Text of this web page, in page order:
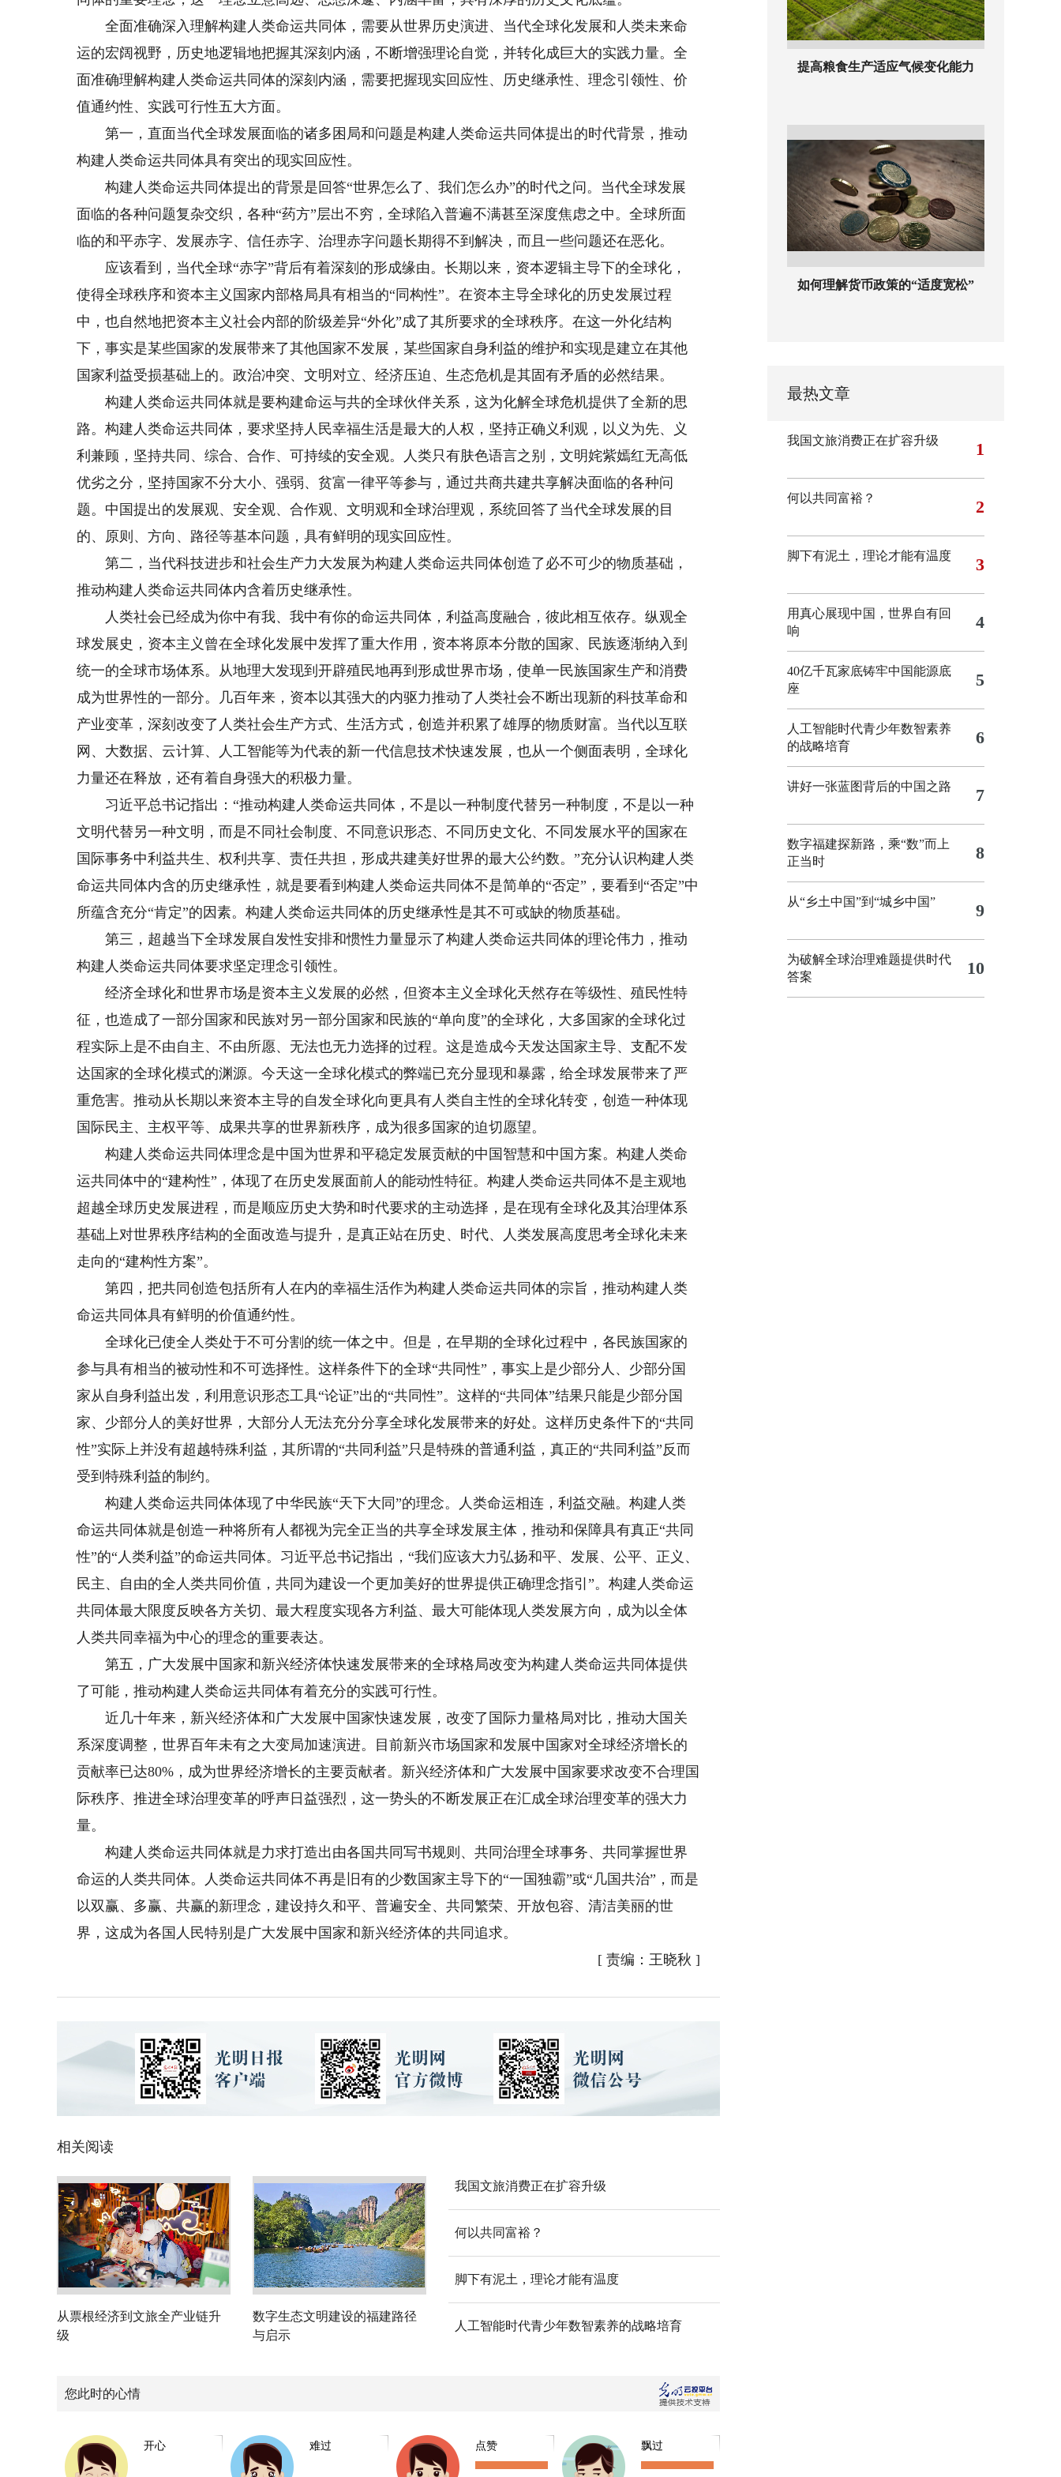
全面准确深入理解构建人类命运共同体，需要从世界历史演进、当代全球化发展和人类未来命
运的宏阔视野，历史地逻辑地把握其深刻内涵，不断增强理论自觉，并转化成巨大的实践力量。全
面准确理解构建人类命运共同体的深刻内涵，需要把握现实回应性、历史继承性、理念引领性、价
值通约性、实践可行性五大方面。
第一，直面当代全球发展面临的诸多困局和问题是构建人类命运共同体提出的时代背景，推动
构建人类命运共同体具有突出的现实回应性。
构建人类命运共同体提出的背景是回答“世界怎么了、我们怎么办”的时代之问。当代全球发展
面临的各种问题复杂交织，各种“药方”层出不穷，全球陷入普遍不满甚至深度焦虑之中。全球所面
临的和平赤字、发展赤字、信任赤字、治理赤字问题长期得不到解决，而且一些问题还在恶化。
应该看到，当代全球“赤字”背后有着深刻的形成缘由。长期以来，资本逻辑主导下的全球化，
使得全球秩序和资本主义国家内部格局具有相当的“同构性”。在资本主导全球化的历史发展过程
中，也自然地把资本主义社会内部的阶级差异“外化”成了其所要求的全球秩序。在这一外化结构
下，事实是某些国家的发展带来了其他国家不发展，某些国家自身利益的维护和实现是建立在其他
国家利益受损基础上的。政治冲突、文明对立、经济压迫、生态危机是其固有矛盾的必然结果。
构建人类命运共同体就是要构建命运与共的全球伙伴关系，这为化解全球危机提供了全新的思
路。构建人类命运共同体，要求坚持人民幸福生活是最大的人权，坚持正确义利观，以义为先、义
利兼顾，坚持共同、综合、合作、可持续的安全观。人类只有肤色语言之别，文明姹紫嫣红无高低
优劣之分，坚持国家不分大小、强弱、贫富一律平等参与，通过共商共建共享解决面临的各种问
题。中国提出的发展观、安全观、合作观、文明观和全球治理观，系统回答了当代全球发展的目
的、原则、方向、路径等基本问题，具有鲜明的现实回应性。
第二，当代科技进步和社会生产力大发展为构建人类命运共同体创造了必不可少的物质基础，
推动构建人类命运共同体内含着历史继承性。
人类社会已经成为你中有我、我中有你的命运共同体，利益高度融合，彼此相互依存。纵观全
球发展史，资本主义曾在全球化发展中发挥了重大作用，资本将原本分散的国家、民族逐渐纳入到
统一的全球市场体系。从地理大发现到开辟殖民地再到形成世界市场，使单一民族国家生产和消费
成为世界性的一部分。几百年来，资本以其强大的内驱力推动了人类社会不断出现新的科技革命和
产业变革，深刻改变了人类社会生产方式、生活方式，创造并积累了雄厚的物质财富。当代以互联
网、大数据、云计算、人工智能等为代表的新一代信息技术快速发展，也从一个侧面表明，全球化
力量还在释放，还有着自身强大的积极力量。
习近平总书记指出：“推动构建人类命运共同体，不是以一种制度代替另一种制度，不是以一种
文明代替另一种文明，而是不同社会制度、不同意识形态、不同历史文化、不同发展水平的国家在
国际事务中利益共生、权利共享、责任共担，形成共建美好世界的最大公约数。”充分认识构建人类
命运共同体内含的历史继承性，就是要看到构建人类命运共同体不是简单的“否定”，要看到“否定”中
所蕴含充分“肯定”的因素。构建人类命运共同体的历史继承性是其不可或缺的物质基础。
第三，超越当下全球发展自发性安排和惯性力量显示了构建人类命运共同体的理论伟力，推动
构建人类命运共同体要求坚定理念引领性。
经济全球化和世界市场是资本主义发展的必然，但资本主义全球化天然存在等级性、殖民性特
征，也造成了一部分国家和民族对另一部分国家和民族的“单向度”的全球化，大多国家的全球化过
程实际上是不由自主、不由所愿、无法也无力选择的过程。这是造成今天发达国家主导、支配不发
达国家的全球化模式的渊源。今天这一全球化模式的弊端已充分显现和暴露，给全球发展带来了严
重危害。推动从长期以来资本主导的自发全球化向更具有人类自主性的全球化转变，创造一种体现
国际民主、主权平等、成果共享的世界新秩序，成为很多国家的迫切愿望。
构建人类命运共同体理念是中国为世界和平稳定发展贡献的中国智慧和中国方案。构建人类命
运共同体中的“建构性”，体现了在历史发展面前人的能动性特征。构建人类命运共同体不是主观地
超越全球历史发展进程，而是顺应历史大势和时代要求的主动选择，是在现有全球化及其治理体系
基础上对世界秩序结构的全面改造与提升，是真正站在历史、时代、人类发展高度思考全球化未来
走向的“建构性方案”。
第四，把共同创造包括所有人在内的幸福生活作为构建人类命运共同体的宗旨，推动构建人类
命运共同体具有鲜明的价值通约性。
全球化已使全人类处于不可分割的统一体之中。但是，在早期的全球化过程中，各民族国家的
参与具有相当的被动性和不可选择性。这样条件下的全球“共同性”，事实上是少部分人、少部分国
家从自身利益出发，利用意识形态工具“论证”出的“共同性”。这样的“共同体”结果只能是少部分国
家、少部分人的美好世界，大部分人无法充分分享全球化发展带来的好处。这样历史条件下的“共同
性”实际上并没有超越特殊利益，其所谓的“共同利益”只是特殊的普通利益，真正的“共同利益”反而
受到特殊利益的制约。
构建人类命运共同体体现了中华民族“天下大同”的理念。人类命运相连，利益交融。构建人类
命运共同体就是创造一种将所有人都视为完全正当的共享全球发展主体，推动和保障具有真正“共同
性”的“人类利益”的命运共同体。习近平总书记指出，“我们应该大力弘扬和平、发展、公平、正义、
民主、自由的全人类共同价值，共同为建设一个更加美好的世界提供正确理念指引”。构建人类命运
共同体最大限度反映各方关切、最大程度实现各方利益、最大可能体现人类发展方向，成为以全体
人类共同幸福为中心的理念的重要表达。
第五，广大发展中国家和新兴经济体快速发展带来的全球格局改变为构建人类命运共同体提供
了可能，推动构建人类命运共同体有着充分的实践可行性。
近几十年来，新兴经济体和广大发展中国家快速发展，改变了国际力量格局对比，推动大国关
系深度调整，世界百年未有之大变局加速演进。目前新兴市场国家和发展中国家对全球经济增长的
贡献率已达80%，成为世界经济增长的主要贡献者。新兴经济体和广大发展中国家要求改变不合理国
际秩序、推进全球治理变革的呼声日益强烈，这一势头的不断发展正在汇成全球治理变革的强大力
量。
构建人类命运共同体就是力求打造出由各国共同写书规则、共同治理全球事务、共同掌握世界
命运的人类共同体。人类命运共同体不再是旧有的少数国家主导下的“一国独霸”或“几国共治”，而是
以双赢、多赢、共赢的新理念，建设持久和平、普遍安全、共同繁荣、开放包容、清洁美丽的世
界，这成为各国人民特别是广大发展中国家和新兴经济体的共同追求。
[ 责编：王晓秋 ]
相关阅读
从票根经济到文旅全产业链升
级
数字生态文明建设的福建路径
与启示
我国文旅消费正在扩容升级
何以共同富裕？
脚下有泥土，理论才能有温度
人工智能时代青少年数智素养的战略培育
您此时的心情
开心 难过 点赞 飘过
提高粮食生产适应气候变化能力
如何理解货币政策的“适度宽松”
最热文章
我国文旅消费正在扩容升级 1
何以共同富裕？ 2
脚下有泥土，理论才能有温度 3
用真心展现中国，世界自有回
响
4
40亿千瓦家底铸牢中国能源底
座
5
人工智能时代青少年数智素养
的战略培育
6
讲好一张蓝图背后的中国之路 7
数字福建探新路，乘“数”而上
正当时
8
从“乡土中国”到“城乡中国” 9
为破解全球治理难题提供时代
答案
10